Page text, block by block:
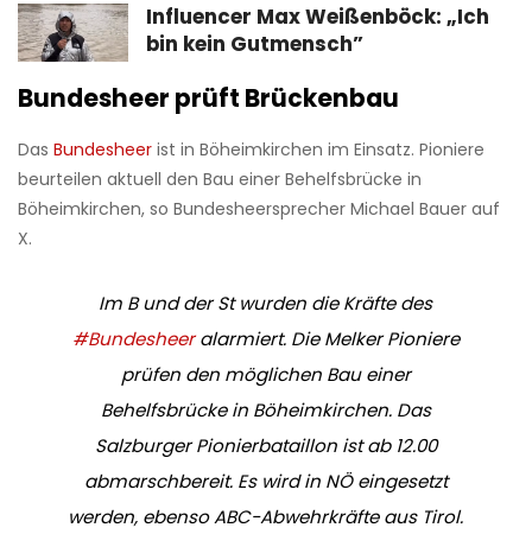
Influencer Max Weißenböck: „Ich
bin kein Gutmensch”
Bundesheer prüft Brückenbau
Das Bundesheer ist in Böheimkirchen im Einsatz. Pioniere
beurteilen aktuell den Bau einer Behelfsbrücke in
Böheimkirchen, so Bundesheersprecher Michael Bauer auf
X.
Im B und der St wurden die Kräfte des
#Bundesheeralarmiert. Die Melker Pioniere
prüfen den möglichen Bau einer
Behelfsbrücke in Böheimkirchen. Das
Salzburger Pionierbataillon ist ab 12.00
abmarschbereit. Es wird in NÖ eingesetzt
werden, ebenso ABC-Abwehrkräfte aus Tirol.